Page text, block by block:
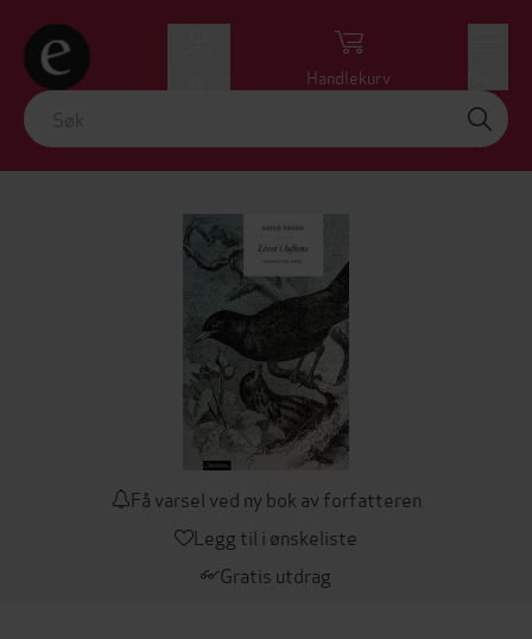
Handlekurv
Få varsel ved ny bok av forfatteren
Legg til i ønskeliste
Gratis utdrag